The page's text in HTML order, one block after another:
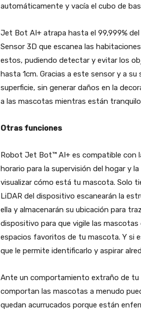
automáticamente y vacía el cubo de
Jet Bot AI+ atrapa hasta el 99,999%
Sensor 3D que escanea las
estos, pudiendo detectar y evitar los
hasta 1cm. Gracias a este sensor y a
superficie, sin generar daños en la
a las mascotas mientras están
Otras funciones
Robot Jet Bot™ AI+ es compatible con
horario para la supervisión del hogar y
visualizar cómo está tu mascota. Solo
LiDAR del dispositivo escanearán la
ella y almacenarán su ubicación para
dispositivo para que vigile las
espacios favoritos de tu mascota. Y si
que le permite identificarlo y aspirar
Ante un comportamiento extraño de tu
comportan las mascotas a menudo
quedan acurrucados porque están